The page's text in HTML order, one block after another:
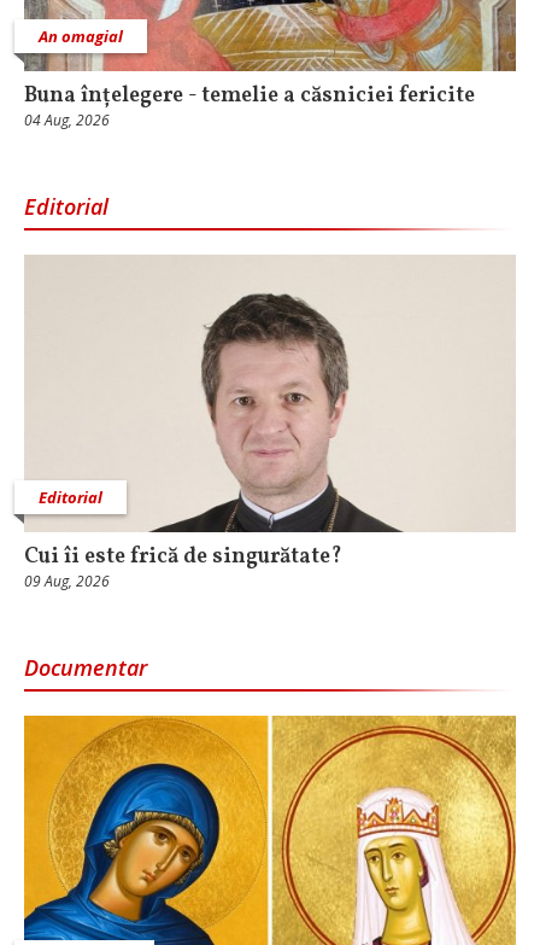
An omagial
Buna înțelegere - temelie a căsniciei fericite
04 Aug, 2026
Editorial
Editorial
Cui îi este frică de singurătate?
09 Aug, 2026
Documentar